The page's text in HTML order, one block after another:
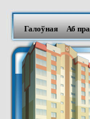
Галоўная Аб